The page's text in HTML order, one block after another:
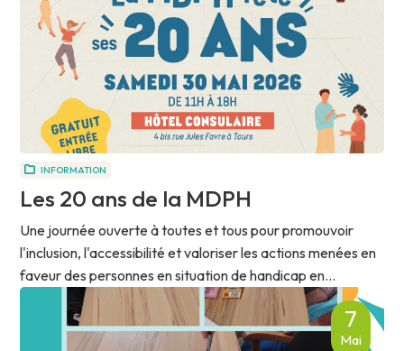
INFORMATION
Les 20 ans de la MDPH
Une journée ouverte à toutes et tous pour promouvoir
l'inclusion, l'accessibilité et valoriser les actions menées en
faveur des personnes en situation de handicap en...
7
Mai